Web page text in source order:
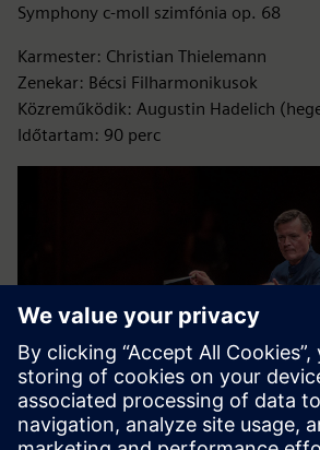
Symphony c-moll szimfónia op. 68
Karmester: Christian Thielemann
Zenekar: Bécsi Filharmonikusok
Közreműködik: Augustin Hadelich
Időtartam: 90 perc